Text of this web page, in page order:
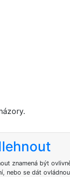
znamená být
nebo se dát